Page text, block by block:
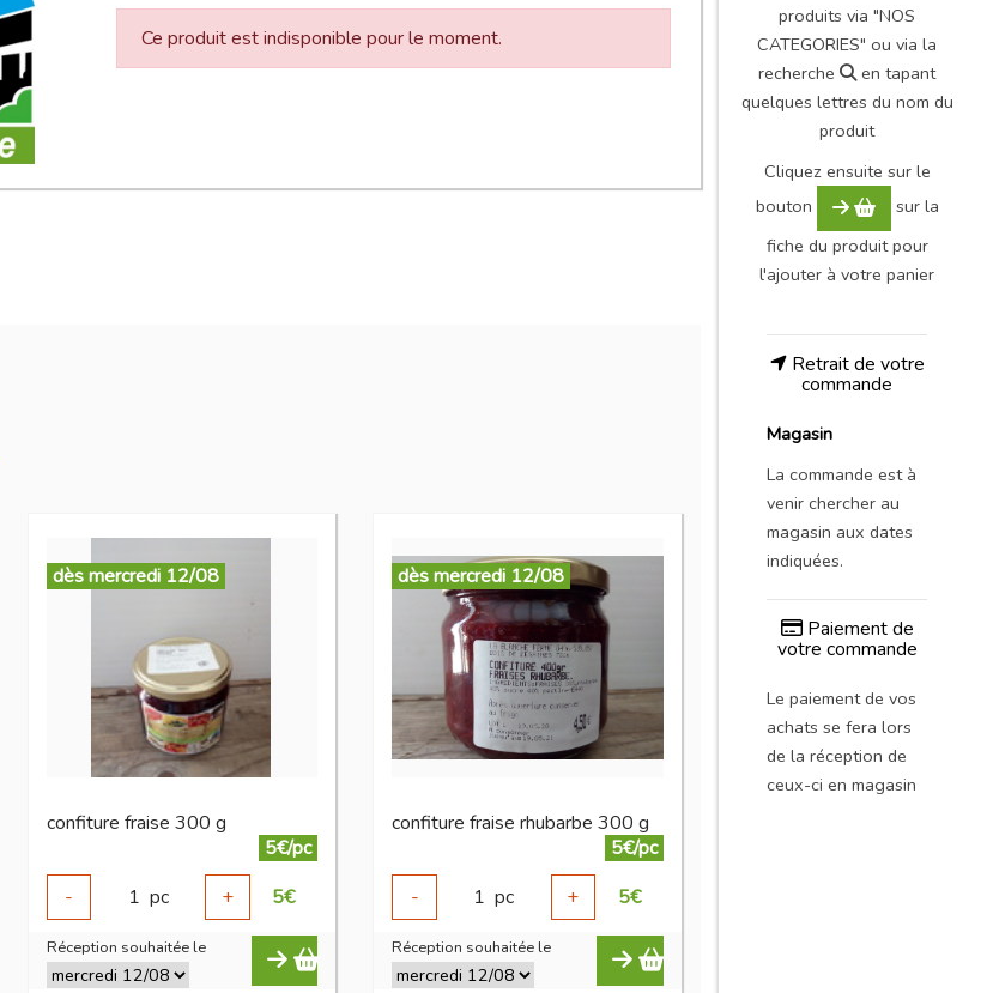
Ce produit est indisponible pour le moment.
dès mercredi 12/08
confiture fraise 300 g
5€/pc
-
1 pc + 5€
Réception souhaitée le
dès mercredi 12/08
confiture fraise rhubarbe 300 g
5€/pc
-
1 pc + 5€
Réception souhaitée le
produits via "NOS
CATEGORIES" ou via la
recherche
en tapant
quelques lettres du nom du
produit
Cliquez ensuite sur le
bouton
sur la
fiche du produit pour
l'ajouter à votre panier
Retrait de votre
commande
Magasin
La commande est à
venir chercher au
magasin aux dates
indiquées.
Paiement de
votre commande
Le paiement de vos
achats se fera lors
de la réception de
ceux-ci en magasin